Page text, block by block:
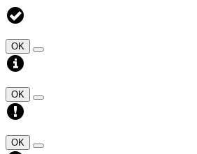
OK
OK
OK